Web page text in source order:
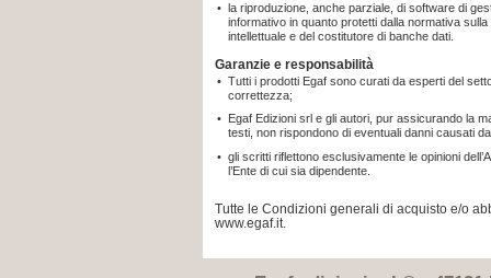
• la riproduzione, anche parziale, di software di
informativo in quanto protetti dalla normativa
intellettuale e del costitutore di banche dati.
Garanzie e responsabilità
• Tutti i prodotti Egaf sono curati da esperti del
correttezza;
• Egaf Edizioni srl e gli autori, pur assicurando la
testi, non rispondono di eventuali danni causati
• gli scritti riflettono esclusivamente le opinioni
l’Ente di cui sia dipendente.
Tutte le Condizioni generali di acquisto e/o
www.egaf.it.